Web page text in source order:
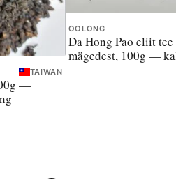
TAIWAN
—
OOLONG
Da Hong Pao eliit
mägedest, 100g —